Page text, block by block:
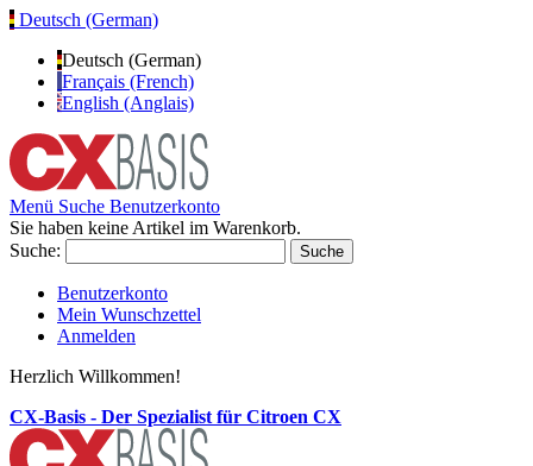
Deutsch (German)
Deutsch (German)
Français (French)
English (Anglais)
Menü Suche Benutzerkonto
Sie haben keine Artikel im Warenkorb.
Suche:
Suche
Benutzerkonto
Mein Wunschzettel
Anmelden
Herzlich Willkommen!
CX-Basis - Der Spezialist für Citroen CX